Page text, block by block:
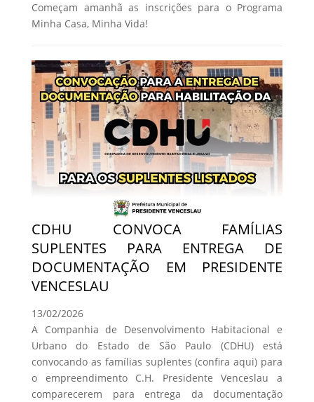
Começam amanhã as inscrições para o Programa
Minha Casa, Minha Vida!
CDHU CONVOCA FAMÍLIAS
SUPLENTES PARA ENTREGA DE
DOCUMENTAÇÃO EM PRESIDENTE
VENCESLAU
13/02/2026
A Companhia de Desenvolvimento Habitacional e
Urbano do Estado de São Paulo (CDHU) está
convocando as famílias suplentes (confira aqui) para
o empreendimento C.H. Presidente Venceslau a
comparecerem para entrega da documentação